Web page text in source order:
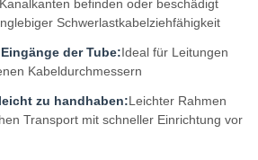
befinden oder beschädigt
Schwerlastkabelziehfähigkeit
der Tube:Ideal für Leitungen
Kabeldurchmessern
zu handhaben:Leichter Rahmen
Transport mit schneller Einrichtung vor